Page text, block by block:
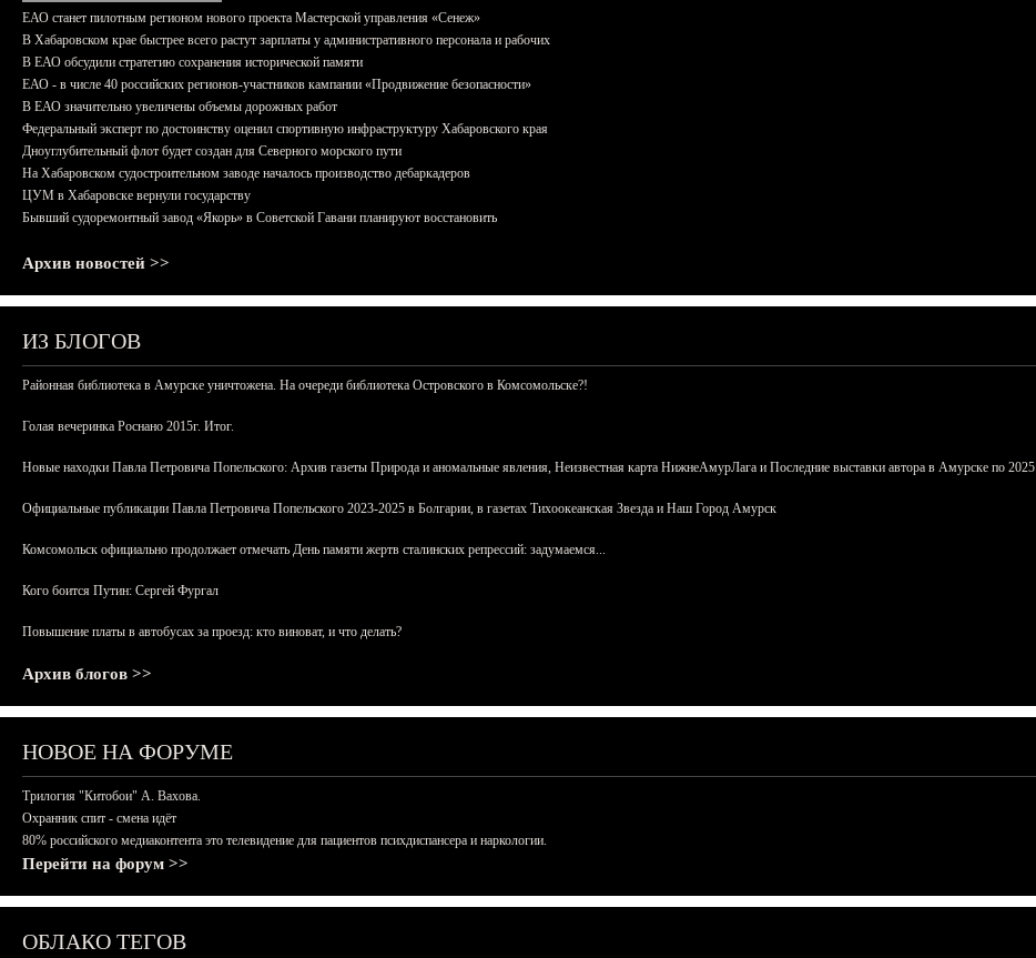
ЕАО станет пилотным регионом нового проекта Мастерской управления «Сенеж»
В Хабаровском крае быстрее всего растут зарплаты у административного персонала и рабочих
В ЕАО обсудили стратегию сохранения исторической памяти
ЕАО - в числе 40 российских регионов-участников кампании «Продвижение безопасности»
В ЕАО значительно увеличены объемы дорожных работ
Федеральный эксперт по достоинству оценил спортивную инфраструктуру Хабаровского края
Дноуглубительный флот будет создан для Северного морского пути
На Хабаровском судостроительном заводе началось производство дебаркадеров
ЦУМ в Хабаровске вернули государству
Бывший судоремонтный завод «Якорь» в Советской Гавани планируют восстановить
Архив новостей >>
ИЗ БЛОГОВ
Районная библиотека в Амурске уничтожена. На очереди библиотека Островского в Комсомольске?!
Голая вечеринка Роснано 2015г. Итог.
Новые находки Павла Петровича Попельского: Архив газеты Природа и аномальные явления, Неизвестная карта НижнеАмурЛага и Последние выставки автора в Амурске по 2025
Официальные публикации Павла Петровича Попельского 2023-2025 в Болгарии, в газетах Тихоокеанская Звезда и Наш Город Амурск
Комсомольск официально продолжает отмечать День памяти жертв сталинских репрессий: задумаемся...
Кого боится Путин: Сергей Фургал
Повышение платы в автобусах за проезд: кто виноват, и что делать?
Архив блогов >>
НОВОЕ НА ФОРУМЕ
Трилогия "Китобои" А. Вахова.
Охранник спит - смена идёт
80% российского медиаконтента это телевидение для пациентов психдиспансера и наркологии.
Перейти на форум >>
ОБЛАКО ТЕГОВ